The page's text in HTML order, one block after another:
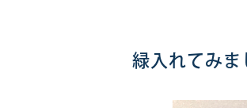
緑入れてみ